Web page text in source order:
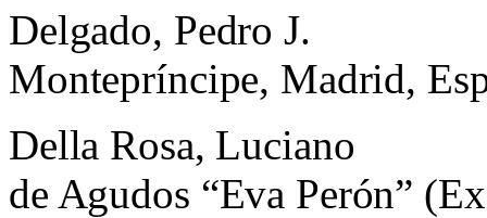
Delgado, Pedro J.
Montepríncipe, Madrid,
Della Rosa, Luciano
de Agudos “Eva Perón”